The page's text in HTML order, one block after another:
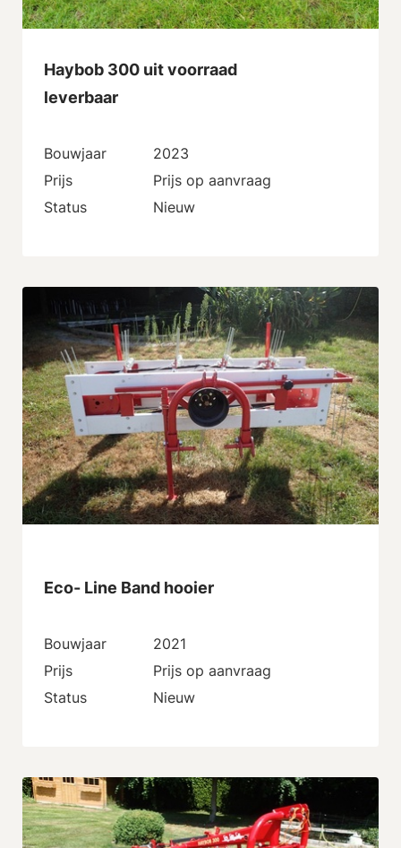
Haybob 300 uit voorraad
leverbaar
Bouwjaar
2023
Prijs
Prijs op aanvraag
Status
Nieuw
Eco- Line Band hooier
Bouwjaar
2021
Prijs
Prijs op aanvraag
Status
Nieuw